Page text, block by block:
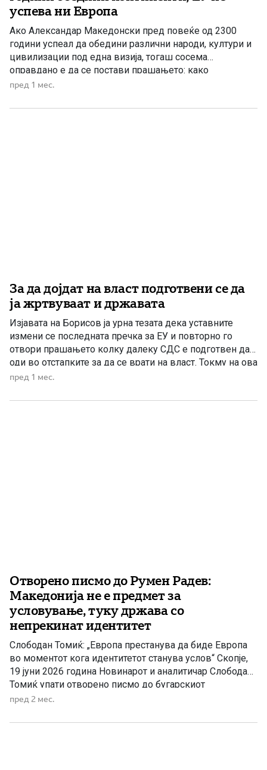
успева ни Европа
Ако Александар Македонски пред повеќе од 2300
години успеал да обедини различни народи, култури и
цивилизации под една визија, тогаш сосема
оправдано е да се постави прашањето: како
денешната Европска Унија, со илјадници функционери,
обедини ни сопствен континент? Одговорот е
пред 1 мес.
За да дојдат на власт подготвени се да
ја жртвуваат и државата
Изјавата на Борисов ја урна тезата дека уставните
измени се последната пречка за ЕУ и повторно го
отвори прашањето колку далеку СДС е подготвен да
оди во отстапките за да се врати на власт. Токму на ова
прашање денес нема одговор. Граѓаните не го
еден неуспешен потег. […]
пред 1 мес.
Отворено писмо до Румен Радев:
Македонија не е предмет за
условување, туку држава со
непрекинат идентитет
Слободан Томиќ: „Европа престанува да биде Европа
во моментот кога идентитетот станува услов“ Скопје,
19 јуни 2026 година Новинарот и аналитичар Слободан
Томиќ упати отворено писмо до бугарскиот
претседател Румен Радев, во кое предупредува дека
идентитетот, јазикот и историјата претставува опасен
пред 2 мес.